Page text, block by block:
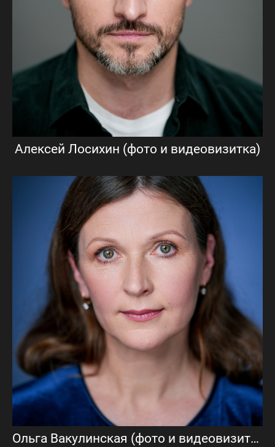
Алексей Лосихин (фото и видеовизитка)
Ольга Вакулинская (фото и видеовизитка)